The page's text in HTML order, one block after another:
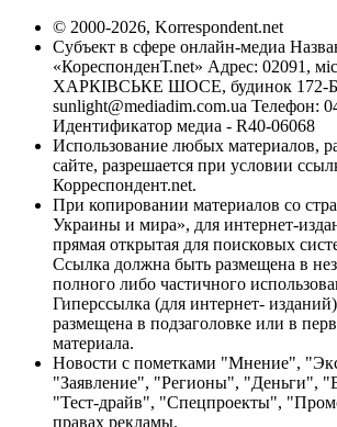
© 2000-2026, Korrespondent.net
Субъект в сфере онлайн-медиа
«КореспонденТ.net» Адрес: 02091,
ХАРКІВСЬКЕ ШОСЕ, будинок 172-Б,
sunlight@mediadim.com.ua Телефон:
Идентификатор медиа - R40-06068
Использование любых материалов,
сайте, разрешается при условии
Корреспондент.net.
При копировании материалов со
Украины и мира», для интернет-
прямая открытая для поисковых
Ссылка должна быть размещена в
полного либо частичного
Гиперссылка (для интернет-
размещена в подзаголовке или в
материала.
Новости с пометками "Мнение",
"Заявление", "Регионы", "Деньги",
"Тест-драйв", "Спецпроекты",
правах рекламы.